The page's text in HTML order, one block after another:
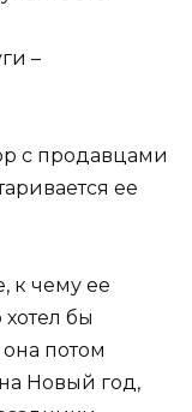
–
с продавцами
ее
к чему ее
бы
потом
Новый год,